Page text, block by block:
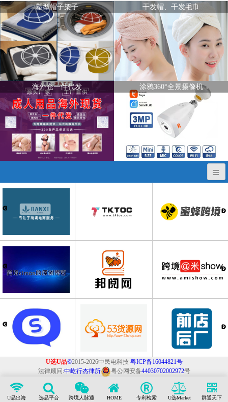
塑型帽子架子 干发帽、干发毛巾
海外仓一件代发 涂鸦360°全景摄像机
U选U品©2015-2026中民电科技 粤ICP备16044821号
法律顾问:中屹行杰律所 粤公网安备44030702002972号
U品出海 选品平台 跨境人脉通 HOME 专利检索 U选Market 群通天下